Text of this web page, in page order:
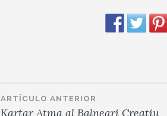
ARTÍCULO ANTERIOR
Kartar Atma al Balneari Creatiu